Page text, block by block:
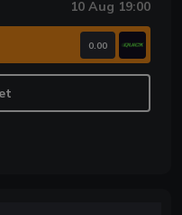
10 Aug 19:00
0.00